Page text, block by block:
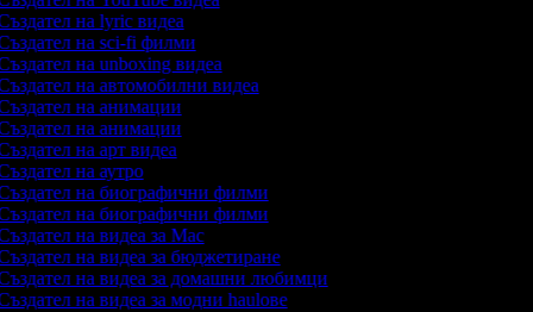
на lyric видеа
на sci-fi филми
на unboxing видеа
на автомобилни видеа
на анимации
на анимации
на арт видеа
на аутро
на биографични филми
на биографични филми
на видеа за Mac
на видеа за бюджетиране
на видеа за домашни любимци
на видеа за модни haulове